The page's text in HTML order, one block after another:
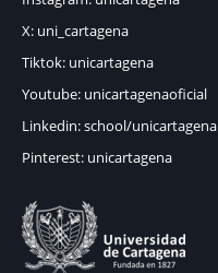
X: uni_cartagena
Tiktok: unicartagena
Youtube: unicartagenaoficial
Linkedin: school/unicartagena
Pinterest: unicartagena